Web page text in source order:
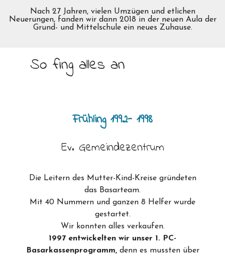
Nach 27 Jahren, vielen Umzügen und etlichen
Neuerungen, fanden wir dann 2018 in der neuen Aula der
Grund- und Mittelschule ein neues Zuhause.
So fing alles an
Frühling 1992- 1998
Ev. Gemeindezentrum
Die Leitern des Mutter-Kind-Kreise gründeten
das Basarteam.
Mit 40 Nummern und ganzen 8 Helfer wurde
gestartet.
Wir konnten alles verkaufen.
1997 entwickelten wir unser 1. PC-
Basarkassenprogramm,denn es mussten über